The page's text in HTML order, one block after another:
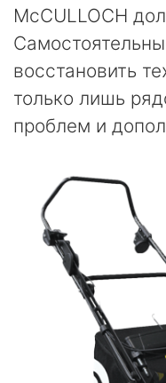
McCULLOCH
восстановить
только лишь
проблем и